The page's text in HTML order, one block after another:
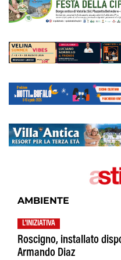
AMBIENTE
L'INIZIATIVA
Roscigno, installato
Armando Diaz